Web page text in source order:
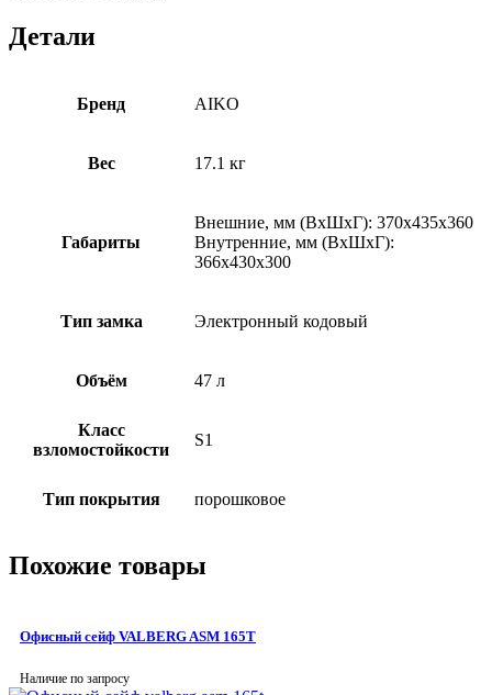
Детали
Бренд AIKO
Вес 17.1 кг
Габариты
Внешние, мм (ВхШхГ): 370x435x360
Внутренние, мм (ВхШхГ):
366x430x300
Тип замка Электронный кодовый
Объём 47 л
Класс
взломостойкости
S1
Тип покрытия порошковое
Похожие товары
Офисный сейф VALBERG ASM 165T
Наличие по запросу